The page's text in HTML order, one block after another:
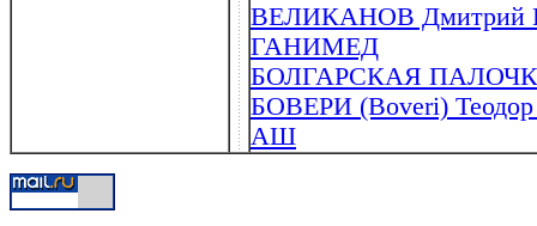
ВЕЛИКАНОВ Дмитрий
ГАНИМЕД
БОЛГАРСКАЯ
БОВЕРИ (Boveri) Теодор
АШ